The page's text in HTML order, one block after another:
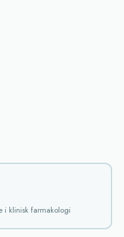
klinisk farmakologi